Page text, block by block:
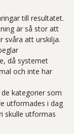
till resultatet.
är så stor att
svåra att urskilja.
då systemet
och inte har
kategorier som
utformades i dag
skulle utformas